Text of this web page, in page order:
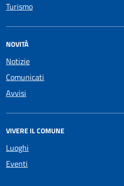
Turismo
NOVITÀ
Notizie
Comunicati
Avvisi
VIVERE IL COMUNE
Luoghi
Eventi